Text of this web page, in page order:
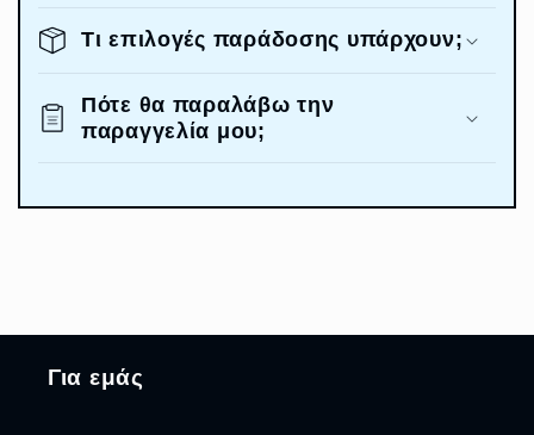
Τι επιλογές παράδοσης υπάρχουν;
Πότε θα παραλάβω την
παραγγελία μου;
Για εμάς